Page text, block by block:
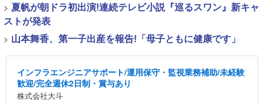
> 夏帆が朝ドラ初出演!連続テレビ小説『巡るスワン』新キャ
ストが発表
> 山本舞香、第一子出産を報告!「母子ともに健康です」
インフラエンジニアサポート/運用保守・監視業務補助/未経験
歓迎/完全週休2日制・賞与あり
株式会社大斗